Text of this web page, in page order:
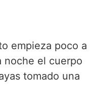
empieza poco a
noche el cuerpo
tomado una